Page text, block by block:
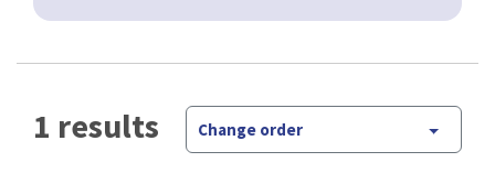
1 results Change order